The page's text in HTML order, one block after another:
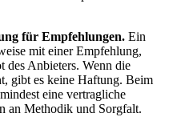
für Empfehlungen. Ein
mit einer Empfehlung,
des Anbieters. Wenn die
gibt es keine Haftung. Beim
eine vertragliche
an Methodik und Sorgfalt.